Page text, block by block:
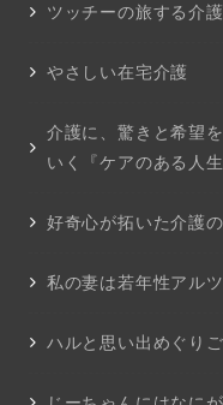
ツッチーの旅する介
やさしい在宅介護
介護に、驚きと希望
いく『ケアのある人生
好奇心が拓いた介護
私の妻は若年性アル
ハルと思い出めぐり